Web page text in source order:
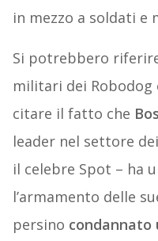
in mezzo a soldati e
Si potrebbero
militari dei Robodog
citare il fatto che
leader nel settore
il celebre Spot – ha
l’armamento delle
persino condannato